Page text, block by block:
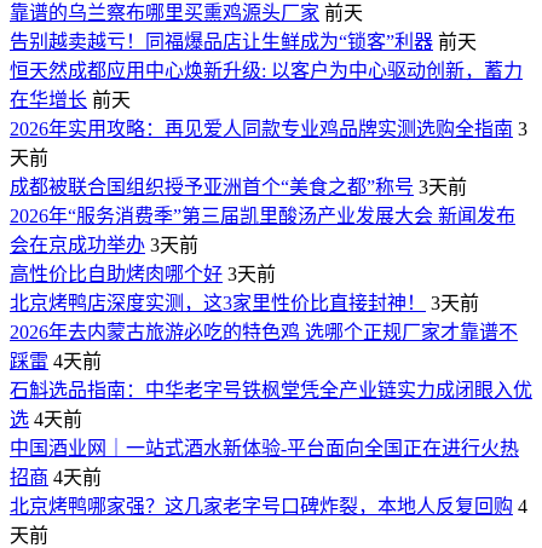
靠谱的乌兰察布哪里买熏鸡源头厂家 前天
告别越卖越亏！同福爆品店让生鲜成为“锁客”利器 前天
恒天然成都应用中心焕新升级: 以客户为中心驱动创新，蓄力
在华增长 前天
2026年实用攻略：再见爱人同款专业鸡品牌实测选购全指南 3
天前
成都被联合国组织授予亚洲首个“美食之都”称号 3天前
2026年“服务消费季”第三届凯里酸汤产业发展大会 新闻发布
会在京成功举办 3天前
高性价比自助烤肉哪个好 3天前
北京烤鸭店深度实测，这3家里性价比直接封神！
3天前
2026年去内蒙古旅游必吃的特色鸡 选哪个正规厂家才靠谱不
踩雷 4天前
石斛选品指南：中华老字号铁枫堂凭全产业链实力成闭眼入优
选 4天前
中国酒业网｜一站式酒水新体验-平台面向全国正在进行火热
招商 4天前
北京烤鸭哪家强？这几家老字号口碑炸裂，本地人反复回购 4
天前